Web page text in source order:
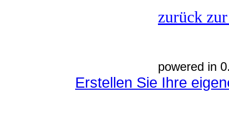
zurück
powered in
Erstellen Sie Ihre